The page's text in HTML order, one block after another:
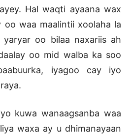
Hal waqti ayaana wax
oo waa maalintii xoolaha la
oo bilaa naxariis ah
oo mid walba ka soo
iyagoo cay iyo
kuwa wanaagsanba waa
waxa ay u dhimanayaan